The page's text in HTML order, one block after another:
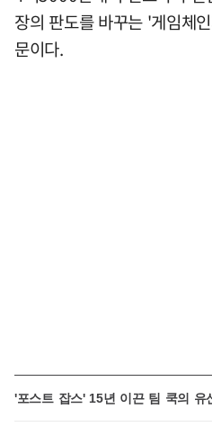
장의 판도를 바꾸는 '게임체
문이다.
'포스트 잡스' 15년 이끈 팀 쿡의